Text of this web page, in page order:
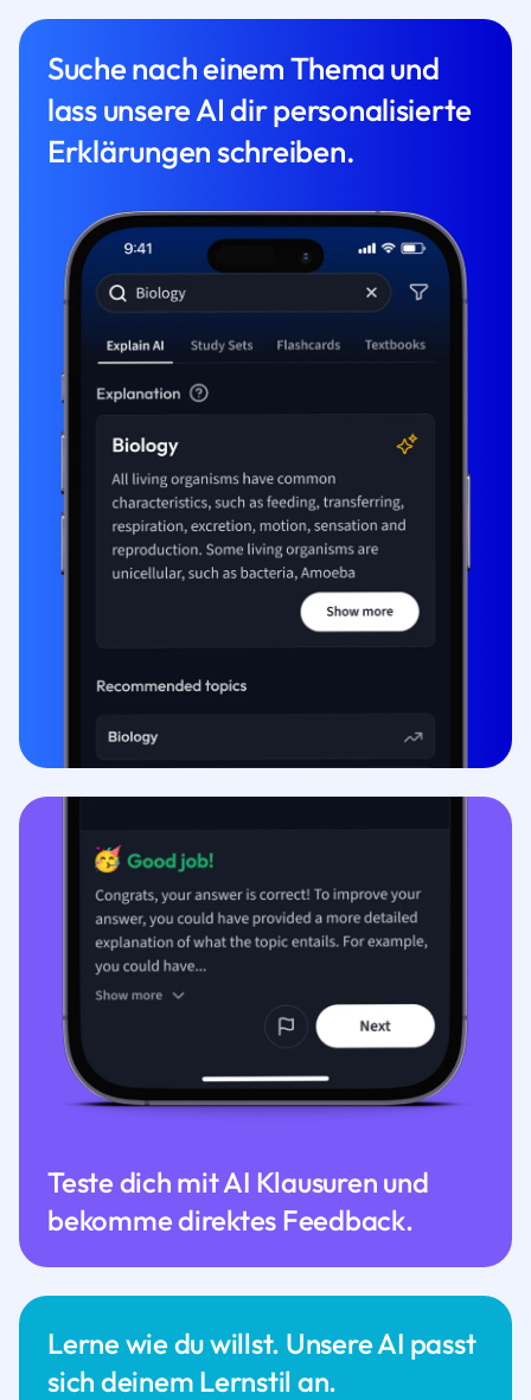
Suche nach einem Thema und
lass unsere AI dir personalisierte
Erklärungen schreiben.
Lerne wie du willst. Unsere AI passt
sich deinem Lernstil an.
Teste dich mit AI Klausuren und
bekomme direktes Feedback.